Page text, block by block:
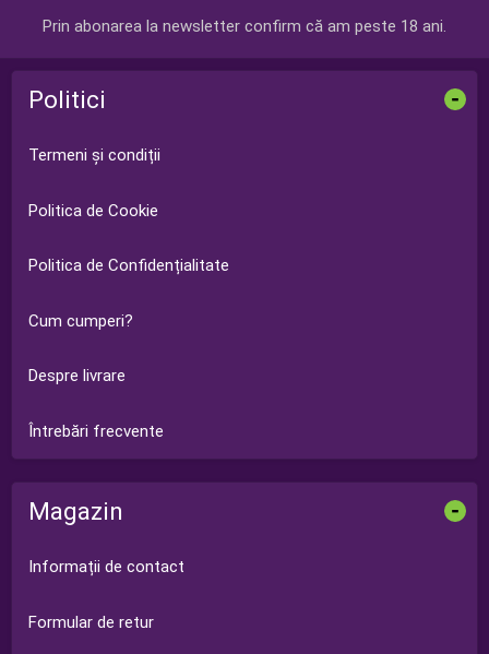
Prin abonarea la newsletter confirm că am peste 18 ani.
Politici -
Termeni și condiții
Politica de Cookie
Politica de Confidențialitate
Cum cumperi?
Despre livrare
Întrebări frecvente
Magazin -
Informații de contact
Formular de retur